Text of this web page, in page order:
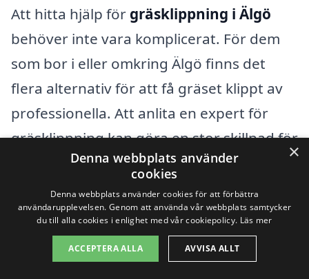
Att hitta hjälp för gräsklippning i Älgö
behöver inte vara komplicerat. För dem
som bor i eller omkring Älgö finns det
flera alternativ för att få gräset klippt av
professionella. Att anlita en expert för
gräsklippning kan göra en stor skillnad för
din trädgård och ge dig mer tid att njuta
av utomhuslivet. Genom att använda
plattformen på xn--grsklippning-pris-
rqb.se kan du snabbt få kontakt med
lokala företag som erbjuder
×
Denna webbplats använder
cookies
Denna webbplats använder cookies för att förbättra
användarupplevelsen. Genom att använda vår webbplats samtycker
du till alla cookies i enlighet med vår cookiepolicy. Läs mer
ACCEPTERA ALLA AVVISA ALLT